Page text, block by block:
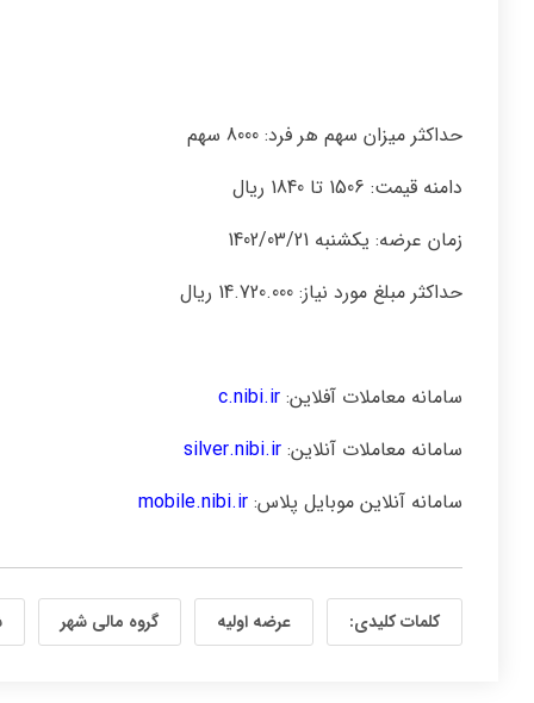
حداکثر میزان سهم هر فرد: 8000 سهم
دامنه قیمت: 1506 تا 1840 ریال
زمان عرضه: یکشنبه 1402/03/21
حداکثر مبلغ مورد نیاز: 14.720.000 ریال
سامانه معاملات آفلاین: c.nibi.ir
سامانه معاملات آنلاین: silver.nibi.ir
سامانه آنلاین موبایل پلاس: mobile.nibi.ir
کلمات کلیدی: عرضه اولیه گروه مالی شهر